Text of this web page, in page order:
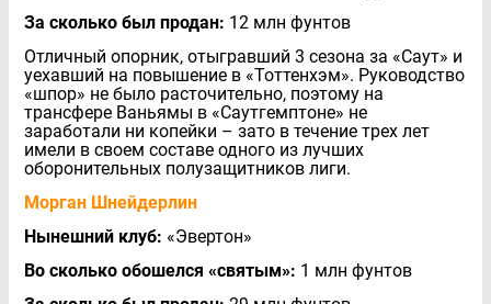
За сколько был продан: 12 млн фунтов
Отличный опорник, отыгравший 3 сезона за «Саут» и
уехавший на повышение в «Тоттенхэм». Руководство
«шпор» не было расточительно, поэтому на
трансфере Ваньямы в «Саутгемптоне» не
заработали ни копейки – зато в течение трех лет
имели в своем составе одного из лучших
оборонительных полузащитников лиги.
Морган Шнейдерлин
Нынешний клуб: «Эвертон»
Во сколько обошелся «святым»: 1 млн фунтов